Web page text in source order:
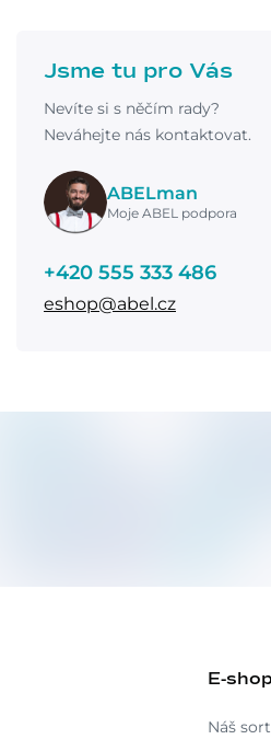
Jsme tu pro Vás
Nevíte si s něčím rady?
Neváhejte nás kontaktovat.
ABELman
Moje ABEL podpora
+420 555 333 486
eshop@abel.cz
E-shop
Náš